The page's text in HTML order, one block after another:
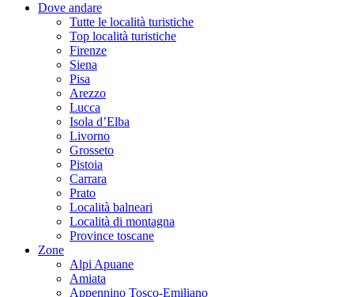
Dove andare
Tutte le località turistiche
Top località turistiche
Firenze
Siena
Pisa
Arezzo
Lucca
Isola d’Elba
Livorno
Grosseto
Pistoia
Carrara
Prato
Località balneari
Località di montagna
Province toscane
Zone
Alpi Apuane
Amiata
Appennino Tosco-Emiliano